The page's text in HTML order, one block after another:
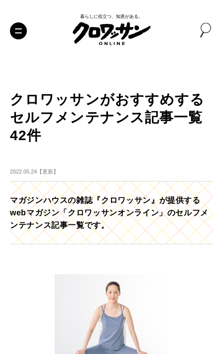
暮らしに役立つ、知恵がある。
クロワッサンがおすすめする
セルフメンテナンス記事一覧
42件
2022.05.24【更新】
マガジンハウスの雑誌『クロワッサン』が提供する
webマガジン「クロワッサンオンライン」のセルフメ
ンテナンス記事一覧です。